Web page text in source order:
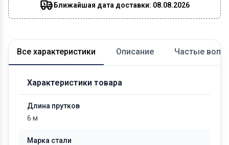
Ближайшая дата доставки: 08.08.2026
Все характеристики Описание Частые
Характеристики товара
Длина прутков
6 м
Марка стали